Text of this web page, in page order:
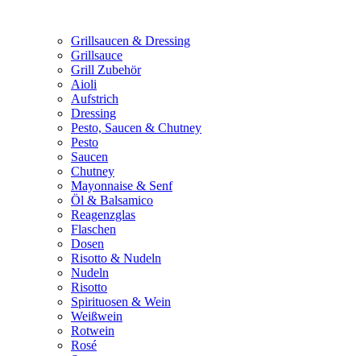
Grillsaucen & Dressing
Grillsauce
Grill Zubehör
Aioli
Aufstrich
Dressing
Pesto, Saucen & Chutney
Pesto
Saucen
Chutney
Mayonnaise & Senf
Öl & Balsamico
Reagenzglas
Flaschen
Dosen
Risotto & Nudeln
Nudeln
Risotto
Spirituosen & Wein
Weißwein
Rotwein
Rosé